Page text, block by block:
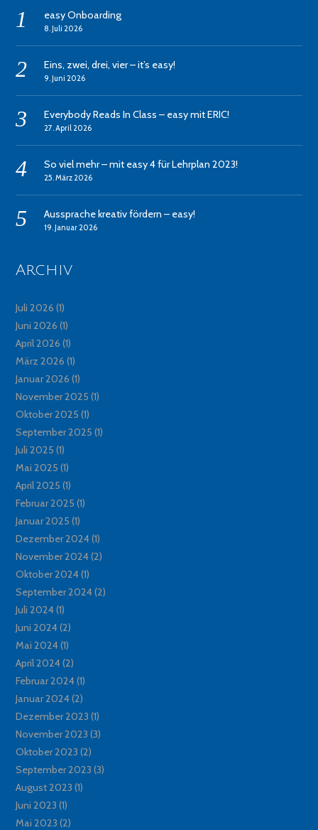
easy Onboarding
8. Juli 2026
Eins, zwei, drei, vier – it’s easy!
9. Juni 2026
Everybody Reads In Class – easy mit ERIC!
27. April 2026
So viel mehr – mit easy 4 für Lehrplan 2023!
25. März 2026
Aussprache kreativ fördern – easy!
19. Januar 2026
Archiv
Juli 2026 (1)
Juni 2026 (1)
April 2026 (1)
März 2026 (1)
Januar 2026 (1)
November 2025 (1)
Oktober 2025 (1)
September 2025 (1)
Juli 2025 (1)
Mai 2025 (1)
April 2025 (1)
Februar 2025 (1)
Januar 2025 (1)
Dezember 2024(1)
November 2024(2)
Oktober 2024(1)
September 2024(2)
Juli 2024(1)
Juni 2024(2)
Mai 2024(1)
April 2024(2)
Februar 2024(1)
Januar 2024(2)
Dezember 2023 (1)
November 2023 (3)
Oktober 2023 (2)
September 2023 (3)
August 2023 (1)
Juni 2023 (1)
Mai 2023 (2)